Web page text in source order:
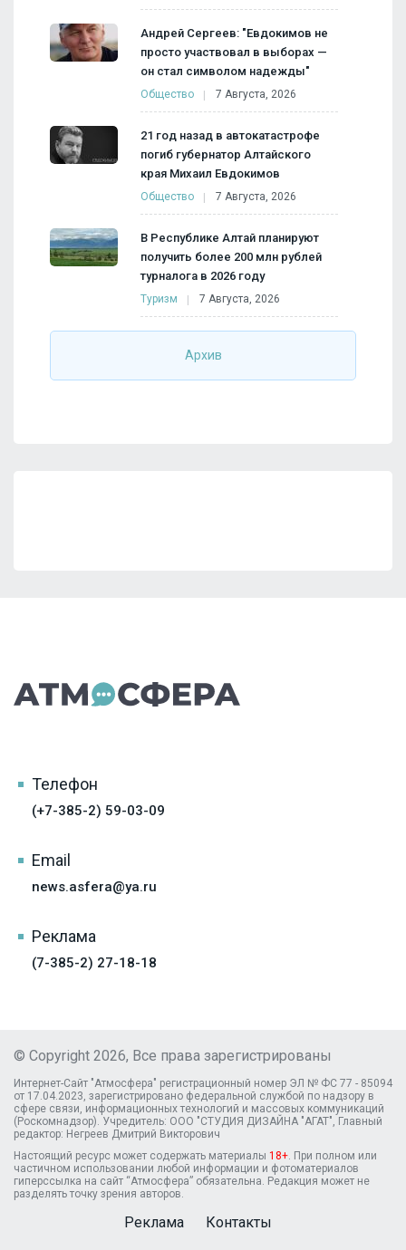
Андрей Сергеев: "Евдокимов не
просто участвовал в выборах —
он стал символом надежды"
Общество 7 Августа, 2026
21 год назад в автокатастрофе
погиб губернатор Алтайского
края Михаил Евдокимов
Общество 7 Августа, 2026
В Республике Алтай планируют
получить более 200 млн рублей
турналога в 2026 году
Туризм 7 Августа, 2026
Архив
Телефон
(+7-385-2) 59-03-09
Email
news.asfera@ya.ru
Реклама
(7-385-2) 27-18-18
© Copyright 2026, Все права зарегистрированы
Интернет-Сайт "Атмосфера" регистрационный номер ЭЛ № ФС 77 - 85094
от 17.04.2023, зарегистрировано федеральной службой по надзору в
сфере связи, информационных технологий и массовых коммуникаций
(Роскомнадзор). Учредитель: ООО "СТУДИЯ ДИЗАЙНА "АГАТ", Главный
редактор: Негреев Дмитрий Викторович
Настоящий ресурс может содержать материалы 18+. При полном или
частичном использовании любой информации и фотоматериалов
гиперссылка на сайт “Атмосфера” обязательна. Редакция может не
разделять точку зрения авторов.
Реклама Контакты